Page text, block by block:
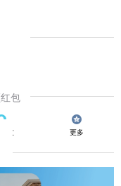
包
好友 更多